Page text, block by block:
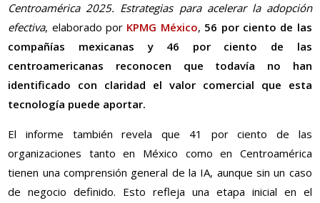
Centroamérica 2025. Estrategias para acelerar la adopción
efectiva, elaborado por KPMG México, 56 por ciento de las
compañías mexicanas y 46 por ciento de las
centroamericanas reconocen que todavía no han
identificado con claridad el valor comercial que esta
tecnología puede aportar.
El informe también revela que 41 por ciento de las
organizaciones tanto en México como en Centroamérica
tienen una comprensión general de la IA, aunque sin un caso
de negocio definido. Esto refleja una etapa inicial en el